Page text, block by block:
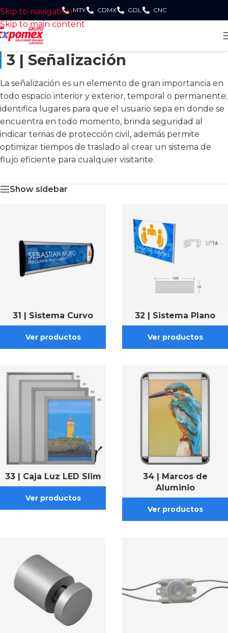
Skip to navigation
Skip to main content
MTY CDMX GDL CNC
3 | Señalización
La señalización es un elemento de gran importancia en
todo espacio interior y exterior, temporal o permanente;
identifica lugares para que el usuario sepa en donde se
encuentra en todo momento, brinda seguridad al
indicar temas de protección civil, además permite
optimizar tiempos de traslado al crear un sistema de
flujo eficiente para cualquier visitante.
Show sidebar
31 | Sistema Curvo 32 | Sistema Plano
33 | Caja Luz LED Slim
34 | Marcos de
Aluminio